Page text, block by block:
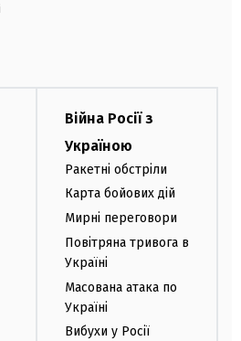
Війна Росії з
Україною
Ракетні обстріли
Карта бойових дій
Мирні переговори
Повітряна тривога в
Україні
Масована атака по
Україні
Вибухи у Росії